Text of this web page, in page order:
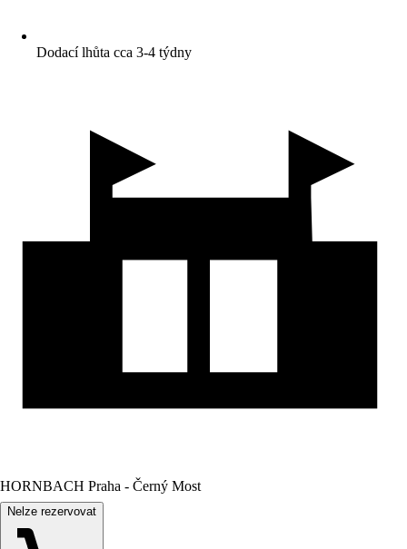
Dodací lhůta cca 3-4 týdny
HORNBACH Praha - Černý Most
Nelze rezervovat